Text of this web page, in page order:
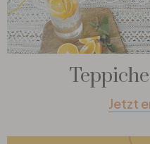
Jetzt